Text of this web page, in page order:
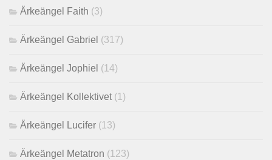
Ärkeängel Faith (3)
Ärkeängel Gabriel (317)
Ärkeängel Jophiel (14)
Ärkeängel Kollektivet (1)
Ärkeängel Lucifer (13)
Ärkeängel Metatron (123)